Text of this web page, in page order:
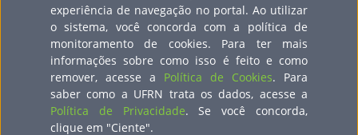
experiência de navegação no portal. Ao utilizar
o sistema, você concorda com a política de
monitoramento de cookies. Para ter mais
informações sobre como isso é feito e como
remover, acesse a Política de Cookies. Para
saber como a UFRN trata os dados, acesse a
Política de Privacidade. Se você concorda,
clique em "Ciente".
Relatório Geral do Enquadramento
Critérios para a 2ª Etapa